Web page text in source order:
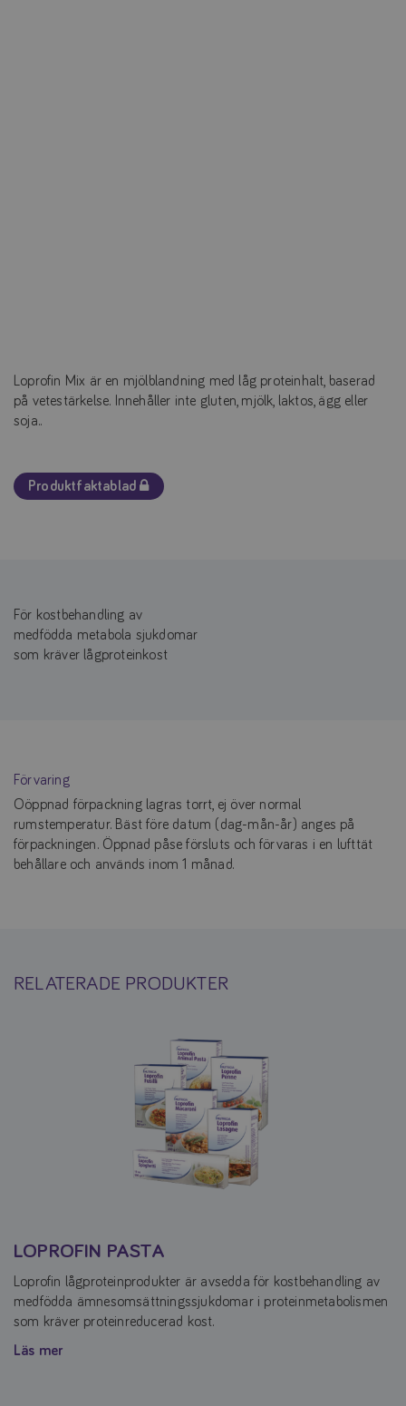
Loprofin Mix är en mjölblandning med låg proteinhalt, baserad
på vetestärkelse. Innehåller inte gluten, mjölk, laktos, ägg eller
soja..
Produktfaktablad
För kostbehandling av
medfödda metabola sjukdomar
som kräver lågproteinkost
Förvaring
Oöppnad förpackning lagras torrt, ej över normal
rumstemperatur. Bäst före datum (dag-mån-år) anges på
förpackningen. Öppnad påse försluts och förvaras i en lufttät
behållare och används inom 1 månad.
RELATERADE PRODUKTER
LOPROFIN PASTA
Loprofin lågproteinprodukter är avsedda för kostbehandling av
medfödda ämnesomsättningssjukdomar i proteinmetabolismen
som kräver proteinreducerad kost.
Läs mer